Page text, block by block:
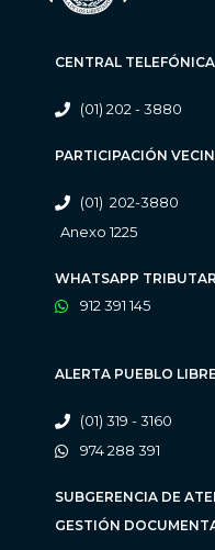
CENTRAL TELEFÓNICA
(01) 202 - 3880
PARTICIPACIÓN
(01) 202-3880
Anexo 1225
WHATSAPP
912 391 145
ALERTA PUEBLO
(01) 319 - 3160
974 288 391
SUBGERENCIA DE
GESTIÓN